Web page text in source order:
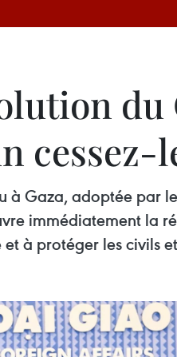
cessez-
à Gaza, adoptée par
immédiatement la
à protéger les civils